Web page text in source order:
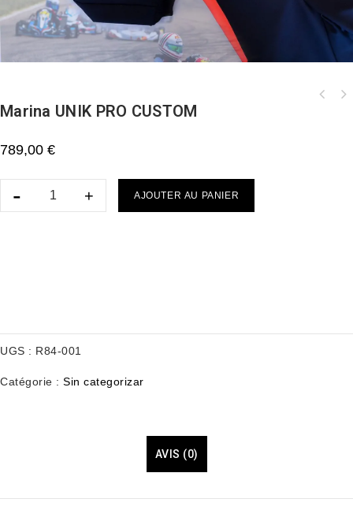
Marina UNIK PRO CUSTOM
789,00 €
AJOUTER AU PANIER
UGS : R84-001
Catégorie : Sin categorizar
AVIS (0)